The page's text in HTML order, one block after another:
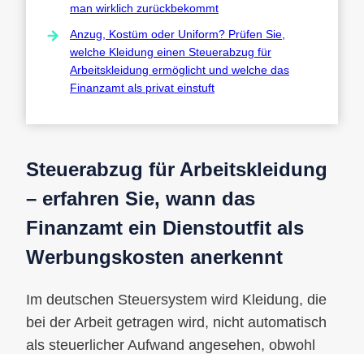
man wirklich zurückbekommt
Anzug, Kostüm oder Uniform? Prüfen Sie,
welche Kleidung einen Steuerabzug für
Arbeitskleidung ermöglicht und welche das
Finanzamt als privat einstuft
Steuerabzug für Arbeitskleidung
– erfahren Sie, wann das
Finanzamt ein Dienstoutfit als
Werbungskosten anerkennt
Im deutschen Steuersystem wird Kleidung, die
bei der Arbeit getragen wird, nicht automatisch
als steuerlicher Aufwand angesehen, obwohl